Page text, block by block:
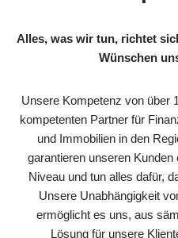
Alles, was wir tun, richtet
Wünschen
Unsere Kompetenz von über
kompetenten Partner für
und Immobilien in den
garantieren unseren
Niveau und tun alles dafür,
Unsere Unabhängigkeit
ermöglicht es uns, aus
Lösung für unsere